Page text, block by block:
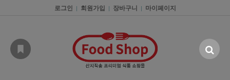
로그인 | 회원가입 | 장바구니 | 마이페이지